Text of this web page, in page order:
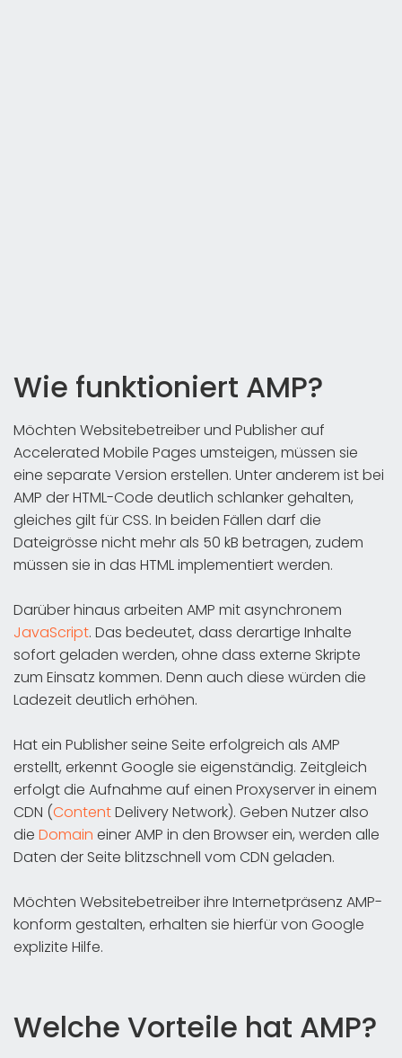
Wie funktioniert AMP?
Möchten Websitebetreiber und Publisher auf
Accelerated Mobile Pages umsteigen, müssen sie
eine separate Version erstellen. Unter anderem ist bei
AMP der HTML-Code deutlich schlanker gehalten,
gleiches gilt für CSS. In beiden Fällen darf die
Dateigrösse nicht mehr als 50 kB betragen, zudem
müssen sie in das HTML implementiert werden.
Darüber hinaus arbeiten AMP mit asynchronem
JavaScript. Das bedeutet, dass derartige Inhalte
sofort geladen werden, ohne dass externe Skripte
zum Einsatz kommen. Denn auch diese würden die
Ladezeit deutlich erhöhen.
Hat ein Publisher seine Seite erfolgreich als AMP
erstellt, erkennt Google sie eigenständig. Zeitgleich
erfolgt die Aufnahme auf einen Proxyserver in einem
CDN (ContentDelivery Network). Geben Nutzer also
die Domain einer AMP in den Browser ein, werden alle
Daten der Seite blitzschnell vom CDN geladen.
Möchten Websitebetreiber ihre Internetpräsenz AMP-
konform gestalten, erhalten sie hierfür von Google
explizite Hilfe.
Welche Vorteile hat AMP?